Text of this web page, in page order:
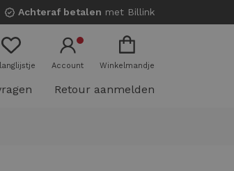
Achteraf betalen met Billink
Account Winkelmandje
Retour aanmelden